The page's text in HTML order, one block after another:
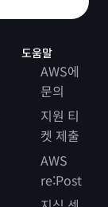
도움말
AWS에
문의
지원 티
켓 제출
AWS
re:Post